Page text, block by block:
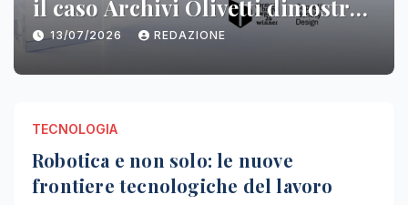
dimostra
parlare
tappe imperdibili
città d’arte
TECNOLOGIA
Robotica e non solo: le nuove
frontiere tecnologiche del lavoro